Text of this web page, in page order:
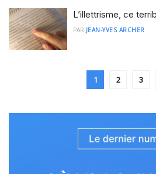
L’illettrisme, ce
PAR JEAN-YVES ARCHER
1 2 3